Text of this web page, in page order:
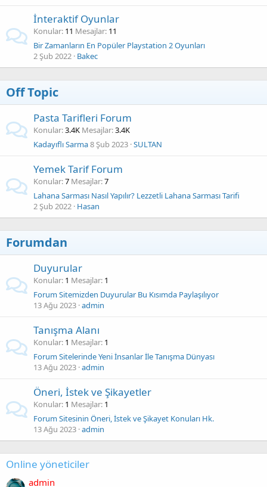
İnteraktif Oyunlar
Konular 11 Mesajlar 11
Bir Zamanların En Popüler Playstation 2 Oyunları
2 Şub 2022 Bakec
Off Topic
Pasta Tarifleri Forum
Konular 3.4K Mesajlar 3.4K
Kadayıflı Sarma8 Şub 2023 SULTAN
Yemek Tarif Forum
Konular 7 Mesajlar 7
Lahana Sarması Nasıl Yapılır? Lezzetli Lahana Sarması Tarifi
2 Şub 2022 Hasan
Forumdan
Duyurular
Konular 1 Mesajlar 1
Forum Sitemizden Duyurular Bu Kısımda Paylaşılıyor
13 Ağu 2023 admin
Tanışma Alanı
Konular 1 Mesajlar 1
Forum Sitelerinde Yeni İnsanlar İle Tanışma Dünyası
13 Ağu 2023 admin
Öneri, İstek ve Şikayetler
Konular 1 Mesajlar 1
Forum Sitesinin Öneri, İstek ve Şikayet Konuları Hk.
13 Ağu 2023 admin
Online yöneticiler
admin